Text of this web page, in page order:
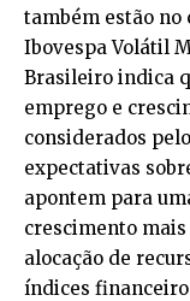
também estão no
Ibovespa Volátil
Brasileiro indica
emprego e
considerados
expectativas
apontem para
crescimento
alocação de
índices